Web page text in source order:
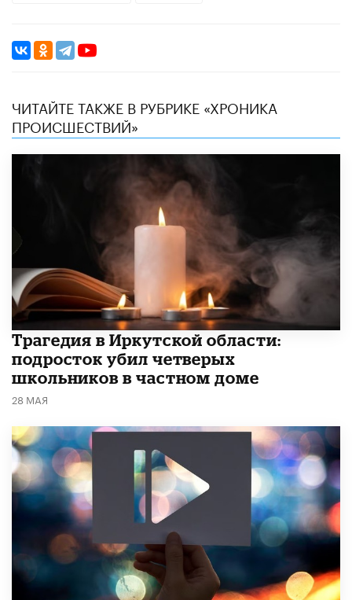
ЧИТАЙТЕ ТАКЖЕ В РУБРИКЕ «ХРОНИКА
ПРОИСШЕСТВИЙ»
Трагедия в Иркутской области:
подросток убил четверых
школьников в частном доме
28 МАЯ